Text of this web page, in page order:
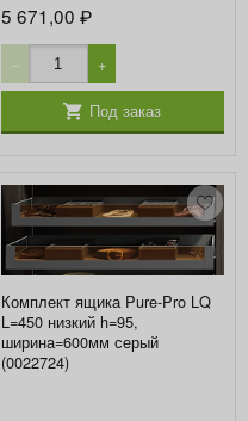
5 671,00 ₽
− +
Под заказ
Комплект ящика Pure-Pro LQ
L=450 низкий h=95,
ширина=600мм серый
(0022724)